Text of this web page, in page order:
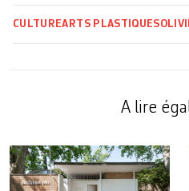
CULTUREARTS PLASTIQUES
A lire